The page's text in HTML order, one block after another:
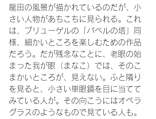
龍田の風景が描かれているのだが、小
さい人物があちこちに見られる。これ
は、ブリューゲルの「バベルの塔」同
様、細かいところを楽しむための作品
だろう。だが残念なことに、老眼の始
まった我が眼（まなこ）では、そのこ
まかいところが、見えない。ふと隣り
を見ると、小さい単眼鏡を目に当てて
みている人が。その向こうにはオペラ
グラスのようなもので見ている人も。